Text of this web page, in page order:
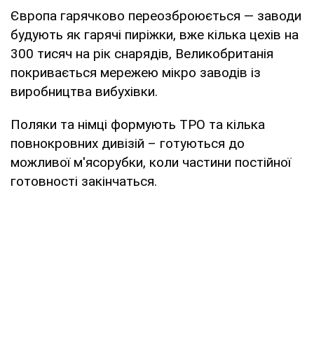
Європа гарячково переозброюється — заводи
будують як гарячі пиріжки, вже кілька цехів на
300 тисяч на рік снарядів, Великобританія
покривається мережею мікро заводів із
виробництва вибухівки.
Поляки та німці формують ТРО та кілька
повнокровних дивізій – готуються до
можливої м'ясорубки, коли частини постійної
готовності закінчаться.